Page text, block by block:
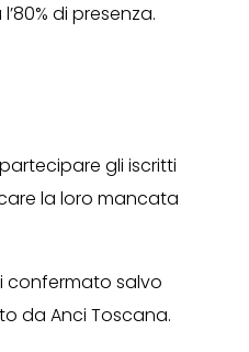
di presenza.
gli iscritti
la loro mancata
confermato salvo
da Anci Toscana.